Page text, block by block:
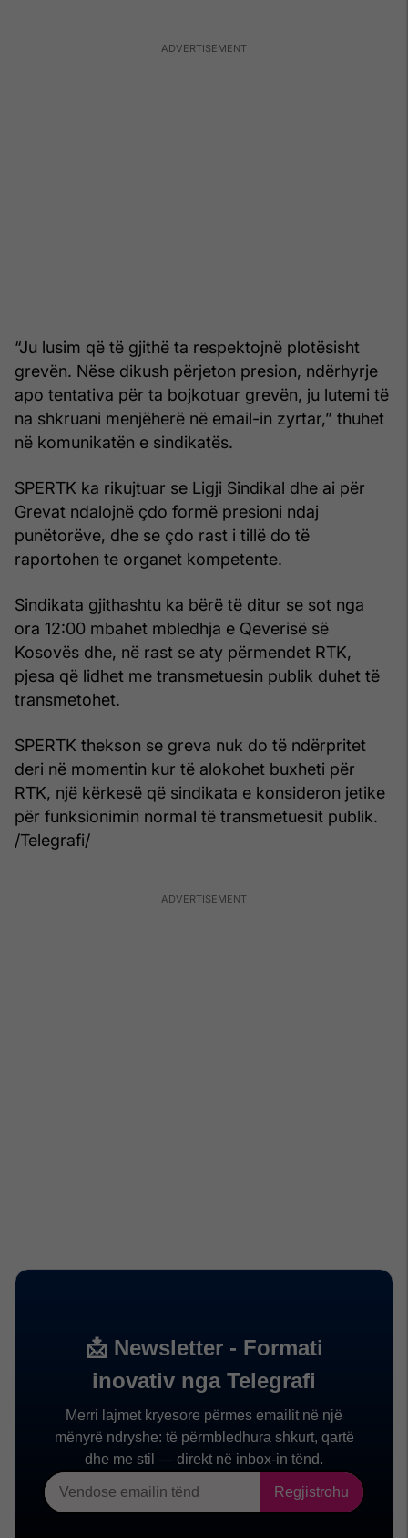
“Ju lusim që të gjithë ta respektojnë plotësisht
grevën. Nëse dikush përjeton presion, ndërhyrje
apo tentativa për ta bojkotuar grevën, ju lutemi të
na shkruani menjëherë në email-in zyrtar,” thuhet
në komunikatën e sindikatës.
SPERTK ka rikujtuar se Ligji Sindikal dhe ai për
Grevat ndalojnë çdo formë presioni ndaj
punëtorëve, dhe se çdo rast i tillë do të
raportohen te organet kompetente.
Sindikata gjithashtu ka bërë të ditur se sot nga
ora 12:00 mbahet mbledhja e Qeverisë së
Kosovës dhe, në rast se aty përmendet RTK,
pjesa që lidhet me transmetuesin publik duhet të
transmetohet.
SPERTK thekson se greva nuk do të ndërpritet
deri në momentin kur të alokohet buxheti për
RTK, një kërkesë që sindikata e konsideron jetike
për funksionimin normal të transmetuesit publik.
/Telegrafi/